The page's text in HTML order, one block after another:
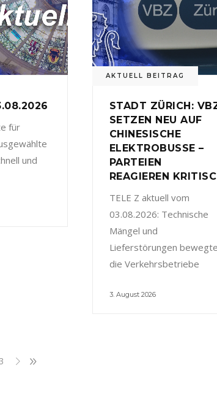
für
und
AKTUELL BEITRAG
STADT ZÜRICH:
SETZEN NEU AUF
CHINESISCHE
ELEKTROBUSSE –
PARTEIEN
REAGIEREN
TELE Z aktuell vom
03.08.2026: Technische
Mängel und
Lieferstörungen
die Verkehrsbetriebe
3. August 2026
3